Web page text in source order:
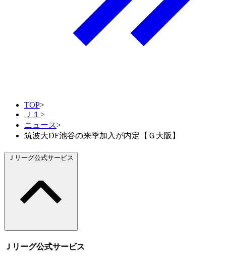
TOP>
Ｊ１ >
ニュース>
筑波大DF池谷の来季加入が内定【Ｇ大阪】
Ｊリーグ公式サービス
Ｊリーグ公式サービス